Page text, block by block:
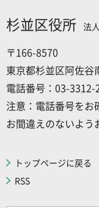
杉並区役所 法
〒166-8570
東京都杉並区阿佐谷
電話番号：03-3312-
注意：電話番号をお
お間違えのないよう
トップページに戻る
RSS